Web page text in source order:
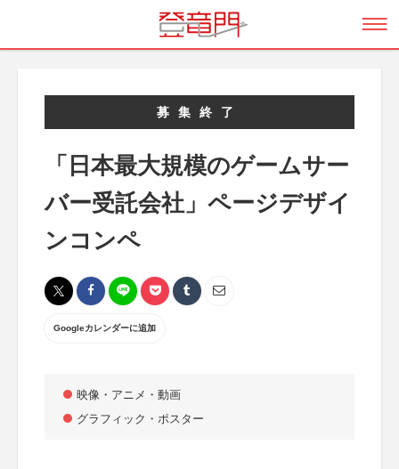
募集終了
「日本最大規模のゲームサー
バー受託会社」ページデザイ
ンコンペ
Googleカレンダーに追加
映像・アニメ・動画
グラフィック・ポスター